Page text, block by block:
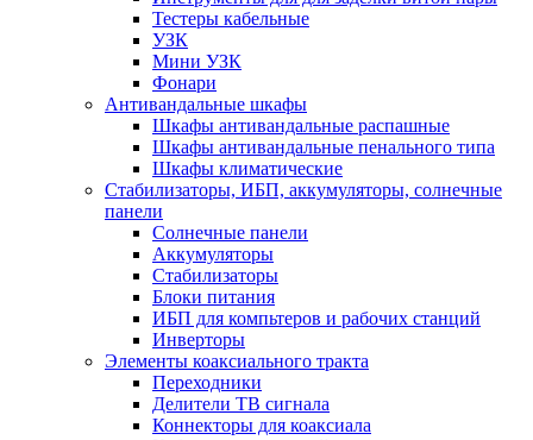
Тестеры кабельные
УЗК
Мини УЗК
Фонари
Антивандальные шкафы
Шкафы антивандальные распашные
Шкафы антивандальные пенального типа
Шкафы климатические
Стабилизаторы, ИБП, аккумуляторы, солнечные
панели
Солнечные панели
Аккумуляторы
Стабилизаторы
Блоки питания
ИБП для компьтеров и рабочих станций
Инверторы
Элементы коаксиального тракта
Переходники
Делители ТВ сигнала
Коннекторы для коаксиала